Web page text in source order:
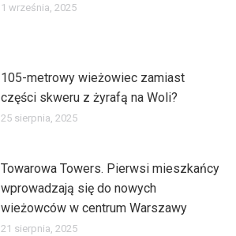
1 września, 2025
105-metrowy wieżowiec zamiast
części skweru z żyrafą na Woli?
25 sierpnia, 2025
Towarowa Towers. Pierwsi mieszkańcy
wprowadzają się do nowych
wieżowców w centrum Warszawy
21 sierpnia, 2025